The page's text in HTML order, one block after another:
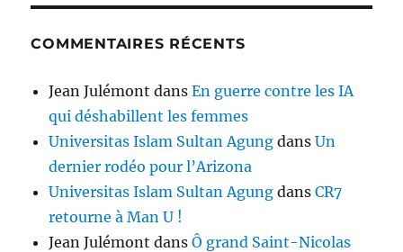
COMMENTAIRES RÉCENTS
Jean Julémont dansEn guerre contre les IA
qui déshabillent les femmes
Universitas Islam Sultan Agung dansUn
dernier rodéo pour l’Arizona
Universitas Islam Sultan Agung dansCR7
retourne à Man U !
Jean Julémont dansÔ grand Saint-Nicolas